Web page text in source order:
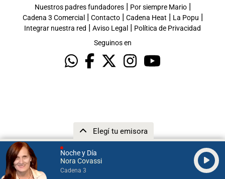
Noche y Día
Nora Covassi
Cadena 3
Elegí tu emisora
Nuestros padres fundadores| Por siempre Mario|
Cadena 3 Comercial | Contacto| Cadena Heat | La Popu |
Integrar nuestra red | Aviso Legal | Política de Privacidad
Seguinos en